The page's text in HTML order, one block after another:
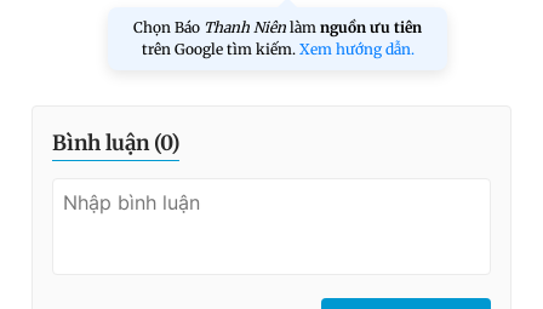
Chọn Báo Thanh Niên làm nguồn ưu tiên
trên Google tìm kiếm. Xem hướng dẫn.
Bình luận (0)